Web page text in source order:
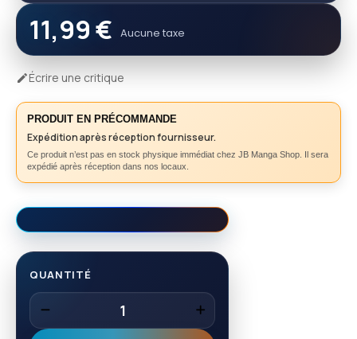
11,99 € Aucune taxe
Écrire une critique
PRODUIT EN PRÉCOMMANDE
Expédition après réception fournisseur.
Ce produit n’est pas en stock physique immédiat chez JB Manga Shop. Il sera
expédié après réception dans nos locaux.
QUANTITÉ